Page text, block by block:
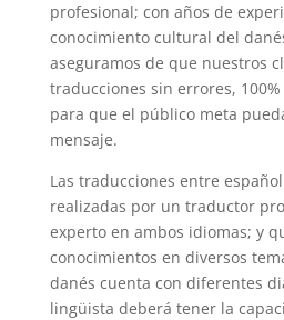
profesional; con años de
conocimiento cultural del
aseguramos de que nuestros
traducciones sin errores,
para que el público meta
mensaje.
Las traducciones entre
realizadas por un traductor
experto en ambos idiomas; y
conocimientos en diversos
danés cuenta con diferentes
lingüista deberá tener la